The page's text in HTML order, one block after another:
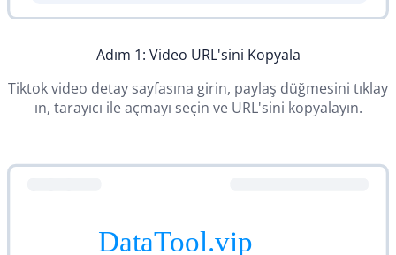
Adım 1: Video URL'sini Kopyala
Tiktok video detay sayfasına girin, paylaş düğmesini tıklay
ın, tarayıcı ile açmayı seçin ve URL'sini kopyalayın.